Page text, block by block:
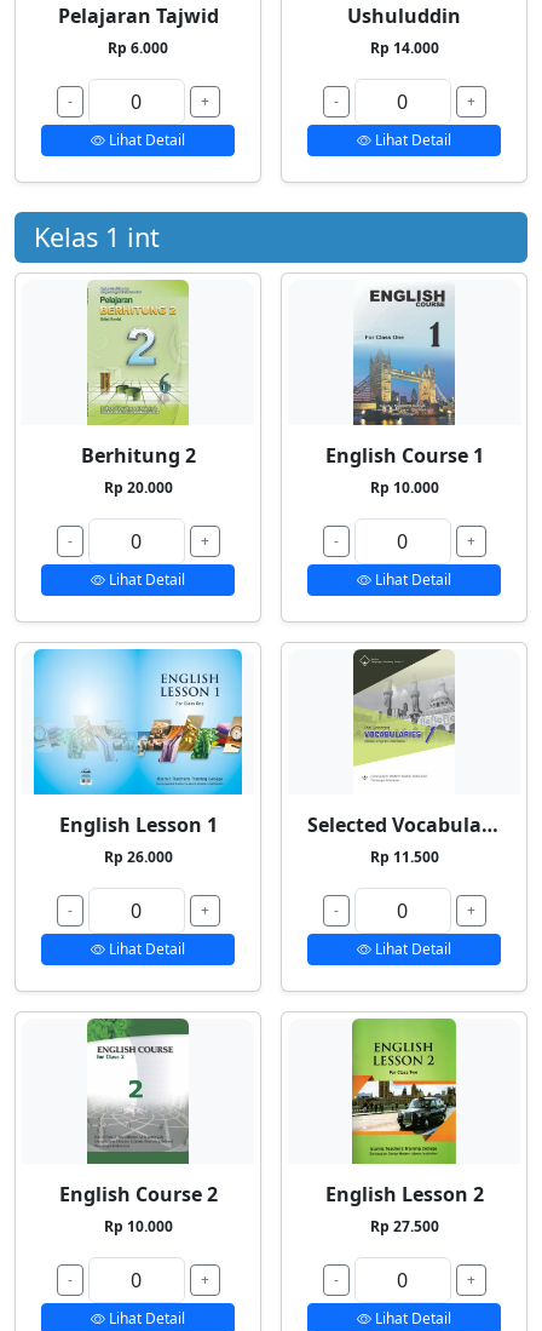
Pelajaran Tajwid
Rp 6.000
-
+
Lihat Detail
Ushuluddin
Rp 14.000
-
+
Lihat Detail
Kelas 1 int
Berhitung 2
Rp 20.000
-
+
Lihat Detail
English Course 1
Rp 10.000
-
+
Lihat Detail
English Lesson 1
Rp 26.000
-
+
Lihat Detail
Selected Vocabularies 1
Rp 11.500
-
+
Lihat Detail
English Course 2
Rp 10.000
-
+
Lihat Detail
English Lesson 2
Rp 27.500
-
+
Lihat Detail